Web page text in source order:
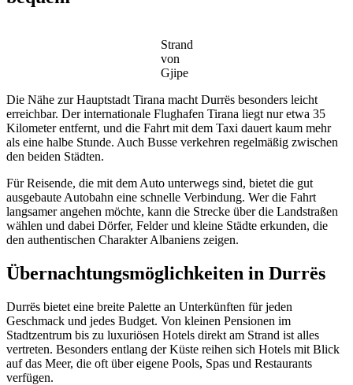
Strand
von
Gjipe
Die Nähe zur Hauptstadt Tirana macht Durrës besonders leicht
erreichbar. Der internationale Flughafen Tirana liegt nur etwa 35
Kilometer entfernt, und die Fahrt mit dem Taxi dauert kaum mehr
als eine halbe Stunde. Auch Busse verkehren regelmäßig zwischen
den beiden Städten.
Für Reisende, die mit dem Auto unterwegs sind, bietet die gut
ausgebaute Autobahn eine schnelle Verbindung. Wer die Fahrt
langsamer angehen möchte, kann die Strecke über die Landstraßen
wählen und dabei Dörfer, Felder und kleine Städte erkunden, die
den authentischen Charakter Albaniens zeigen.
Übernachtungsmöglichkeiten in Durrës
Durrës bietet eine breite Palette an Unterkünften für jeden
Geschmack und jedes Budget. Von kleinen Pensionen im
Stadtzentrum bis zu luxuriösen Hotels direkt am Strand ist alles
vertreten. Besonders entlang der Küste reihen sich Hotels mit Blick
auf das Meer, die oft über eigene Pools, Spas und Restaurants
verfügen.